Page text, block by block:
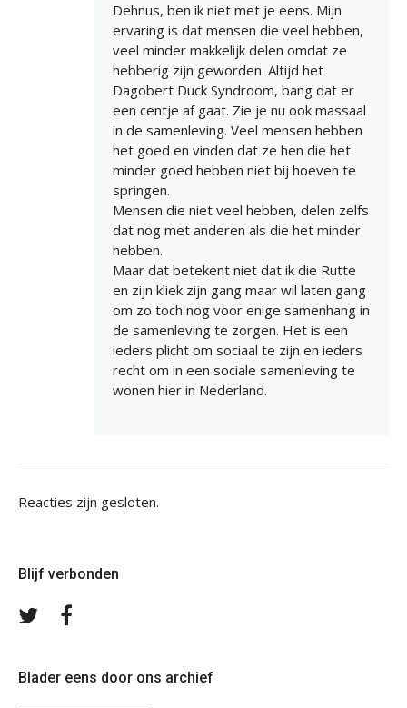
Dehnus, ben ik niet met je eens. Mijn
ervaring is dat mensen die veel hebben,
veel minder makkelijk delen omdat ze
hebberig zijn geworden. Altijd het
Dagobert Duck Syndroom, bang dat er
een centje af gaat. Zie je nu ook massaal
in de samenleving. Veel mensen hebben
het goed en vinden dat ze hen die het
minder goed hebben niet bij hoeven te
springen.
Mensen die niet veel hebben, delen zelfs
dat nog met anderen als die het minder
hebben.
Maar dat betekent niet dat ik die Rutte
en zijn kliek zijn gang maar wil laten gang
om zo toch nog voor enige samenhang in
de samenleving te zorgen. Het is een
ieders plicht om sociaal te zijn en ieders
recht om in een sociale samenleving te
wonen hier in Nederland.
Reacties zijn gesloten.
Blijf verbonden
Volg
Blader eens door ons archief